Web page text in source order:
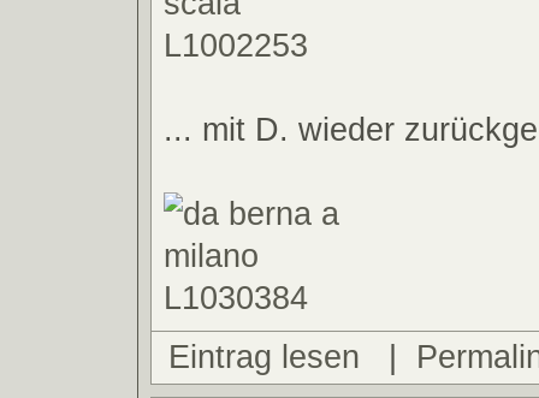
... mit D. wieder
Eintrag lesen